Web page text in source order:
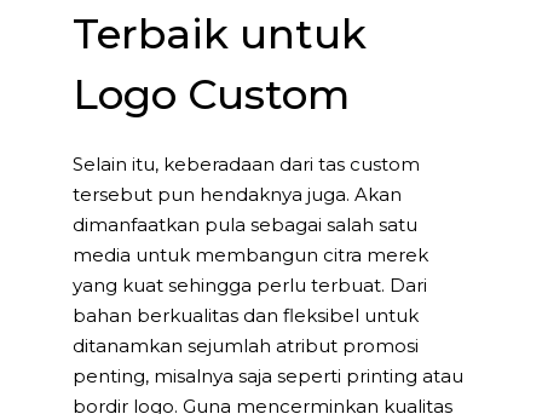
Terbaik untuk
Logo Custom
Selain itu, keberadaan dari tas custom
tersebut pun hendaknya juga. Akan
dimanfaatkan pula sebagai salah satu
media untuk membangun citra merek
yang kuat sehingga perlu terbuat. Dari
bahan berkualitas dan fleksibel untuk
ditanamkan sejumlah atribut promosi
penting, misalnya saja seperti printing atau
bordir logo. Guna mencerminkan kualitas